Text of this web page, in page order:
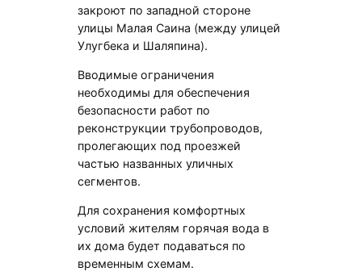
закроют по западной стороне
улицы Малая Саина (между улицей
Улугбека и Шаляпина).
Вводимые ограничения
необходимы для обеспечения
безопасности работ по
реконструкции трубопроводов,
пролегающих под проезжей
частью названных уличных
сегментов.
Для сохранения комфортных
условий жителям горячая вода в
их дома будет подаваться по
временным схемам.